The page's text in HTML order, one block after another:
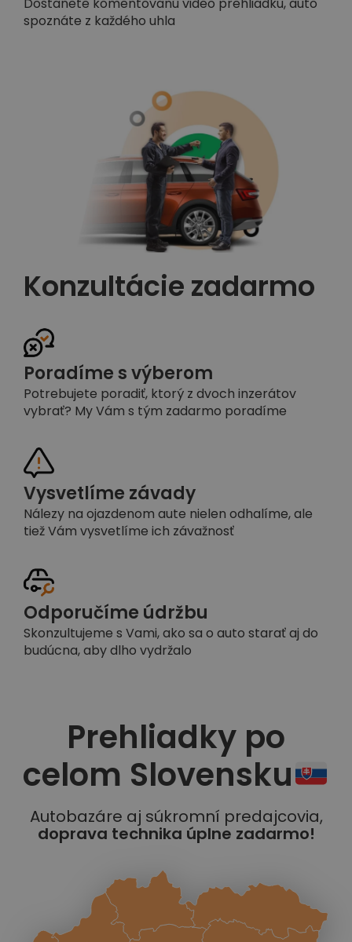
Dostanete komentovanú video prehliadku, auto
spoznáte z každého uhla
Konzultácie zadarmo
Poradíme s výberom
Potrebujete poradiť, ktorý z dvoch inzerátov
vybrať? My Vám s tým zadarmo poradíme
Vysvetlíme závady
Nálezy na ojazdenom aute nielen odhalíme, ale
tiež Vám vysvetlíme ich závažnosť
Odporučíme údržbu
Skonzultujeme s Vami, ako sa o auto starať aj do
budúcna, aby dlho vydržalo
Prehliadky po
celom Slovensku
Autobazáre aj súkromní predajcovia,
doprava technika úplne zadarmo!